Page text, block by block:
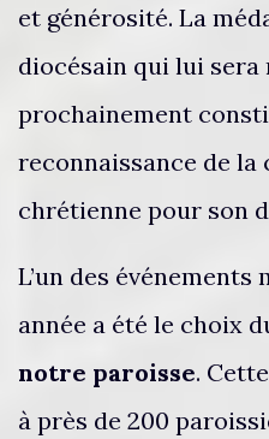
et générosité. La
diocésain qui lui sera
prochainement
reconnaissance de la
chrétienne pour son
L’un des
année a été le choix
notre paroisse.
à près de 200